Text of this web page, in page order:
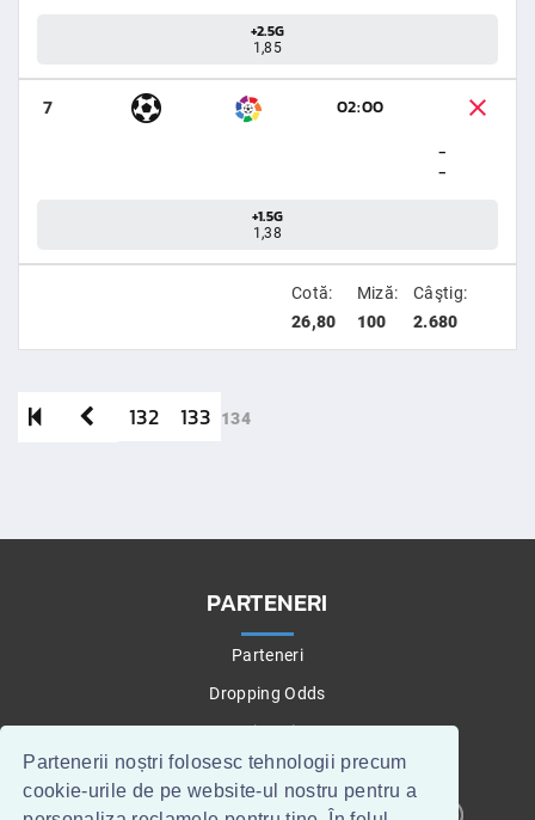
Partenerii noștri folosesc tehnologii precum
cookie-urile de pe website-ul nostru pentru a
+2.5G
1,85
7
02:00
-
-
+1.5G
1,38
Cotă:
26,80
Miză:
100
Câştig:
2.680
132 133 134
PARTENERI
Parteneri
Dropping Odds
Betting Tips